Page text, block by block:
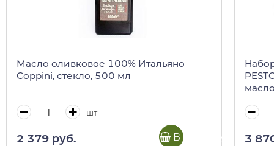
Масло оливковое 100% Итальяно
Coppini, стекло, 500 мл
шт
2 379 руб. В корзину
Набор
3